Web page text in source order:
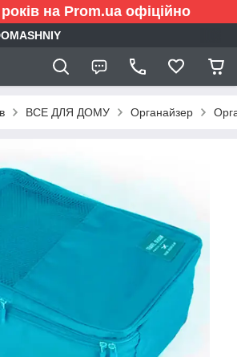
на Prom.ua офіційно
ВСЕ ДЛЯ ДОМУ Органайзер